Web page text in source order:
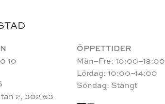
10
2, 302 63
ÖPPETTIDER
Mån–Fre: 10:00–18:00
Lördag: 10:00–14:00
Söndag: Stängt